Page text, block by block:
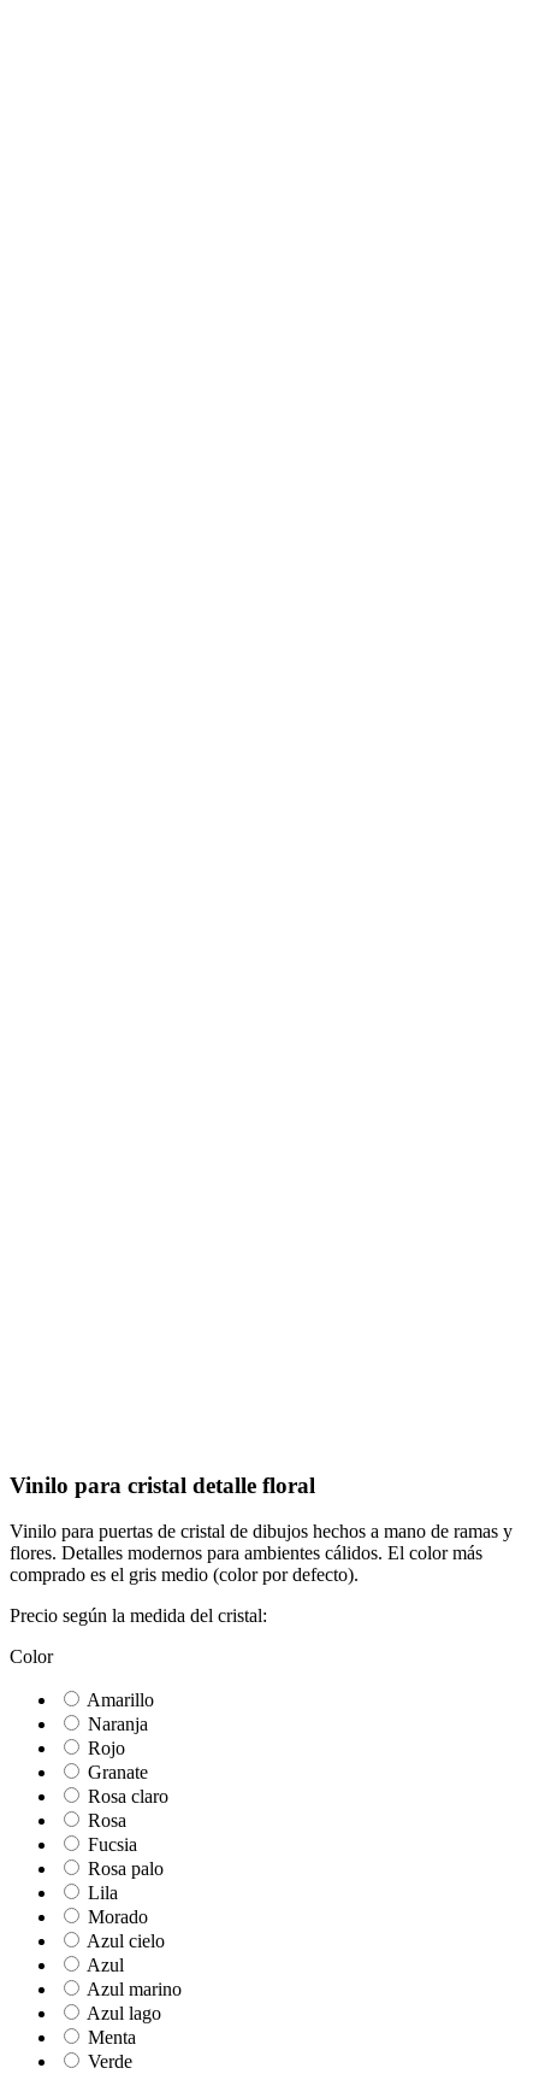
Vinilo para cristal detalle floral
Vinilo para puertas de cristal de dibujos hechos a mano de ramas y
flores. Detalles modernos para ambientes cálidos. El color más
comprado es el gris medio (color por defecto).
Precio según la medida del cristal:
Color
Amarillo
Naranja
Rojo
Granate
Rosa claro
Rosa
Fucsia
Rosa palo
Lila
Morado
Azul cielo
Azul
Azul marino
Azul lago
Menta
Verde